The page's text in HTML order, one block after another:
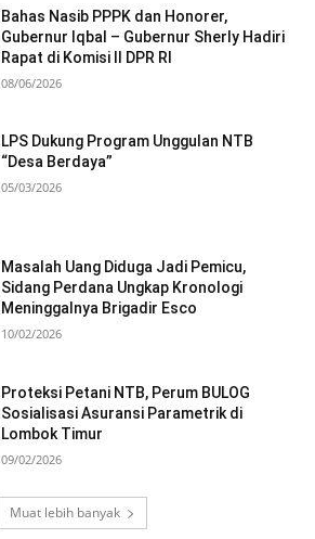
Bahas Nasib PPPK dan Honorer,
Gubernur Iqbal – Gubernur Sherly Hadiri
Rapat di Komisi II DPR RI
08/06/2026
LPS Dukung Program Unggulan NTB
“Desa Berdaya”
05/03/2026
Masalah Uang Diduga Jadi Pemicu,
Sidang Perdana Ungkap Kronologi
Meninggalnya Brigadir Esco
10/02/2026
Proteksi Petani NTB, Perum BULOG
Sosialisasi Asuransi Parametrik di
Lombok Timur
09/02/2026
Muat lebih banyak